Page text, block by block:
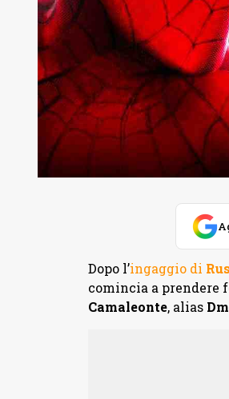
Dopo l’ingaggio di
comincia a prendere
Camaleonte, alias